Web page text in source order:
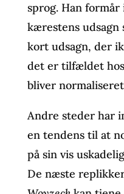
sprog. Han
kærestens udsagn
kort udsagn, der
det er tilfældet
bliver
Andre steder har
en tendens til at
på sin vis
De næste